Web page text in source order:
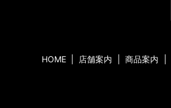
HOME 店舗案内 商品案内